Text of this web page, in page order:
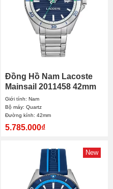
Đồng Hồ Nam Lacoste
Mainsail 2011458 42mm
Giới tính: Nam
Bộ máy: Quartz
Đường kính: 42mm
5.785.000₫
New